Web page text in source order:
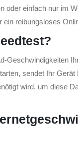
oder einfach nur im
reibungsloses
Geschwindigkeiten
sendet Ihr
wird, um diese